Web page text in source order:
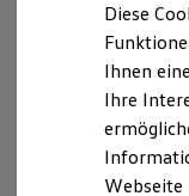
Für
Für
Leasing
Für
Für
Kfz-
Diese
Ihnen
Ihre
Webseite